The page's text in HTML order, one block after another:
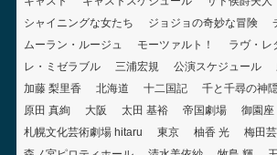
シャイニングな女たち
ジョジョの奇妙な冒険
ムーラン・ルージュ
モーツァルト！
ラヴ・レ
レ・ミゼラブル
三浦宏規 公演スケジュール
加藤 梨里香
北海道 十二国記 千と千尋の神
原田 真絢
大阪 太田 基裕 帝国劇場 御園座
札幌文化芸術劇場 hitaru
東京 柚香 光
梅田